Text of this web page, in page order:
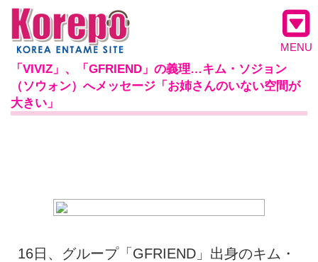
MENU
「VIVIZ」、「GFRIEND」の義理…キム・ソジョン
（ソウォン）へメッセージ「お姉さんのいない空間が
大きい」
16日、グループ「GFRIEND」出身のキム・